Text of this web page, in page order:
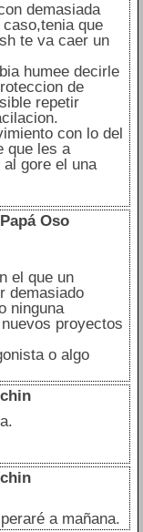
demasiada
que
te va caer un
humee decirle
de
repetir
con lo del
que les a
al gore el una
Papá Oso
el que un
demasiado
ninguna
proyectos
o algo
chin
chin
a mañana.